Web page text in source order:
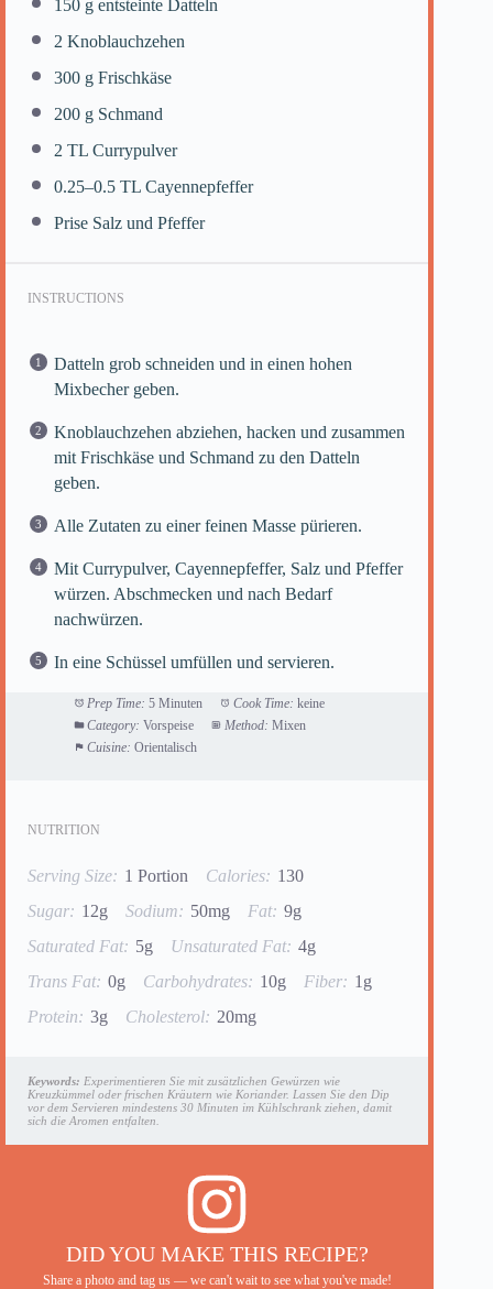
150 g entsteinte Datteln
2 Knoblauchzehen
300 g Frischkäse
200 g Schmand
2 TL Currypulver
0.25–0.5 TL Cayennepfeffer
Prise Salz und Pfeffer
INSTRUCTIONS
Datteln grob schneiden und in einen hohen
Mixbecher geben.
Knoblauchzehen abziehen, hacken und zusammen
mit Frischkäse und Schmand zu den Datteln
geben.
Alle Zutaten zu einer feinen Masse pürieren.
Mit Currypulver, Cayennepfeffer, Salz und Pfeffer
würzen. Abschmecken und nach Bedarf
nachwürzen.
In eine Schüssel umfüllen und servieren.
Prep Time: 5 Minuten Cook Time: keine
Category: Vorspeise Method: Mixen
Cuisine: Orientalisch
NUTRITION
Serving Size: 1 Portion Calories: 130
Sugar: 12g Sodium: 50mg Fat: 9g
Saturated Fat: 5g Unsaturated Fat: 4g
Trans Fat: 0g Carbohydrates: 10g Fiber: 1g
Protein: 3g Cholesterol: 20mg
Keywords: Experimentieren Sie mit zusätzlichen Gewürzen wie
Kreuzkümmel oder frischen Kräutern wie Koriander. Lassen Sie den Dip
vor dem Servieren mindestens 30 Minuten im Kühlschrank ziehen, damit
sich die Aromen entfalten.
DID YOU MAKE THIS RECIPE?
Share a photo and tag us — we can't wait to see what you've made!